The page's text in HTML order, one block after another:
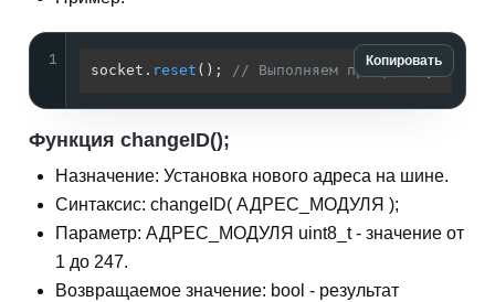
Копировать
1
socket. reset (); // Выполняем программную
Функция changeID();
Назначение: Установка нового адреса на шине.
Синтаксис: changeID( АДРЕС_МОДУЛЯ );
Параметр: АДРЕС_МОДУЛЯ uint8_t - значение от
1 до 247.
Возвращаемое значение: bool - результат